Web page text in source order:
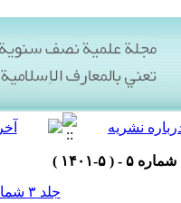
جلد ۳ شماره ۵ صفحات ۴-۱